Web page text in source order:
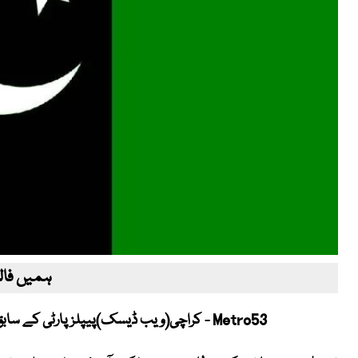
ہمیں
Metro53 - کراچی(ویب ڈیسک)پیپلزپارٹی کے سابق رکن قومی اسمبلی روشن الدین جونیجو انتقال کرگئے۔